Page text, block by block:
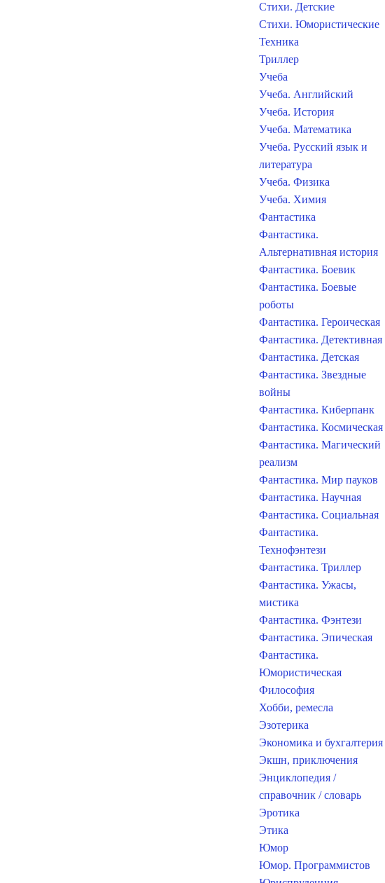
Стихи. Детские
Стихи. Юмористические
Техника
Триллер
Учеба
Учеба. Английский
Учеба. История
Учеба. Математика
Учеба. Русский язык и
литература
Учеба. Физика
Учеба. Химия
Фантастика
Фантастика.
Альтернативная история
Фантастика. Боевик
Фантастика. Боевые
роботы
Фантастика. Героическая
Фантастика. Детективная
Фантастика. Детская
Фантастика. Звездные
войны
Фантастика. Киберпанк
Фантастика. Космическая
Фантастика. Магический
реализм
Фантастика. Мир пауков
Фантастика. Научная
Фантастика. Социальная
Фантастика.
Технофэнтези
Фантастика. Триллер
Фантастика. Ужасы,
мистика
Фантастика. Фэнтези
Фантастика. Эпическая
Фантастика.
Юмористическая
Философия
Хобби, ремесла
Эзотерика
Экономика и бухгалтерия
Экшн, приключения
Энциклопедия /
справочник / словарь
Эротика
Этика
Юмор
Юмор. Программистов